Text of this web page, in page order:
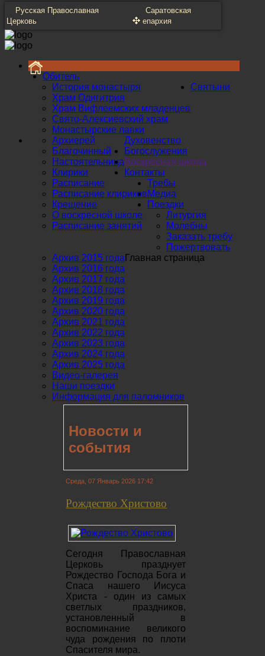
Русская Православная
Церковь
Саратовская
епархия
Обитель
История монастыря
Храм Одигитрия
Храм Вифлеемских младенцев
Свято-Алексиевский храм
Монастырские лавки
Святыни
Духовенство
Архиерей
Благочинный
Настоятельница
Клирики
Богослужения
Расписание
Расписание клириков
Крещение
Воскресная школа
О воскресной школе
Расписание занятий
Контакты
Требы
Литургия
Молебны
Заказать требу
Пожертвовать
Медиа
Архив 2015 года
Архив 2016 года
Архив 2017 года
Архив 2018 года
Архив 2019 года
Архив 2020 года
Архив 2021 года
Архив 2022 года
Архив 2023 года
Архив 2024 года
Архив 2025 года
Видео-галерея
Поездки
Наши поездки
Информация для паломников
Главная страница
Новости и
события
Среда, 07 Январь 2026 17:42
Рождество Христово
Сегодня Православная
Церковь празднует
Рождество Господа Бога и
Спаса нашего Иисуса
Христа - один из самых
светлых праздников,
установленный в
воспоминание великого
чуда рождения по плоти
Спасителя мира.